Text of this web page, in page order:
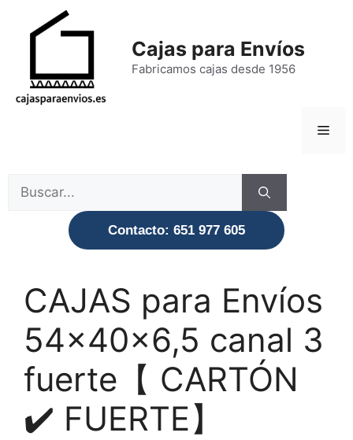
Cajas para Envíos
Fabricamos cajas desde 1956
Buscar:
Contacto: 651 977 605
CAJAS para Envíos
54x40x6,5 canal 3
fuerte【 CARTÓN
✔️ FUERTE】